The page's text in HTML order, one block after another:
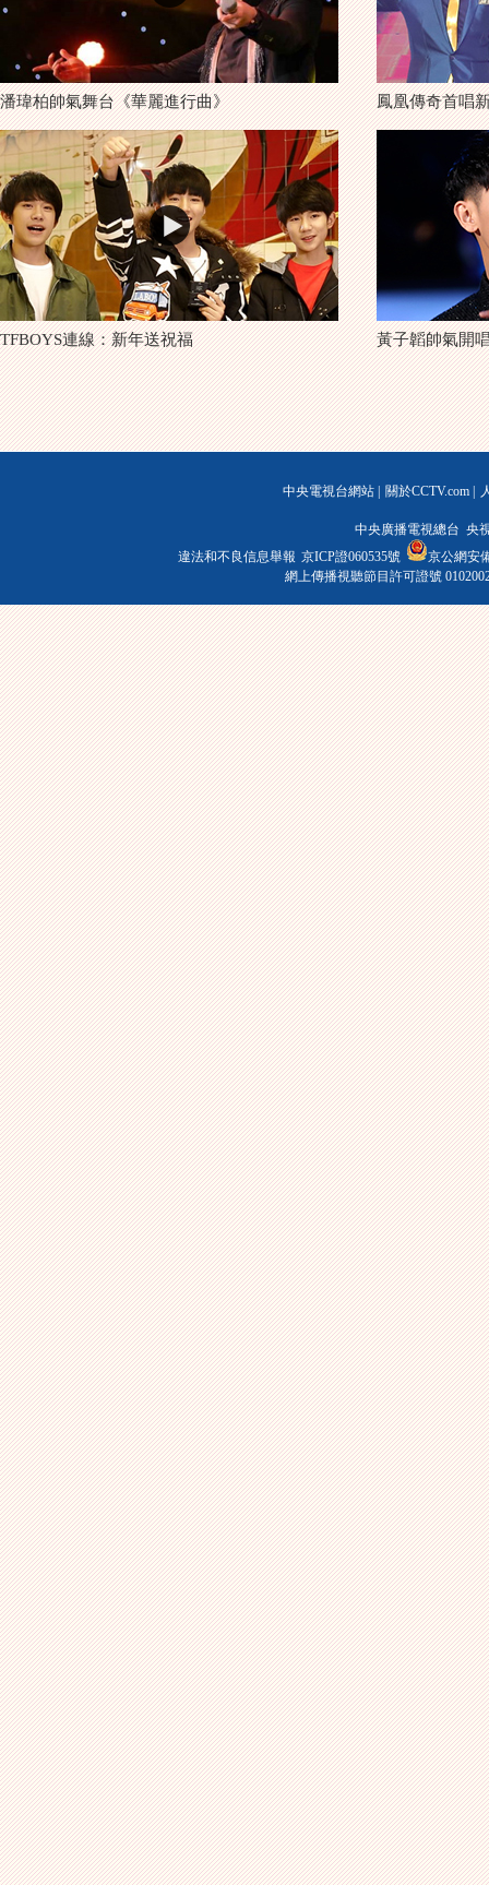
潘瑋柏帥氣舞台《華麗進行曲》 鳳凰傳奇首唱
TFBOYS連線：新年送祝福 黃子韜帥氣開
中央電視台網站 關於CCTV.com
中央廣播電視總台 央
違法和不良信息舉報 京ICP證060535號
京公網安
網上傳播視聽節目許可證號